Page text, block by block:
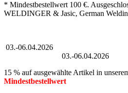
* Mindestbestellwert 100 €.
WELDINGER & Jasic, German
03.-06.04.2026
03.-06.04.2026
15 % auf ausgewählte Artikel in
Mindestbestellwert